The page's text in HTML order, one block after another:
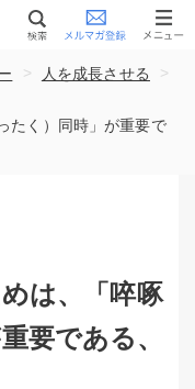
> 人を成長させる
>
たく）同時」が重要で
は、「啐啄
要である、